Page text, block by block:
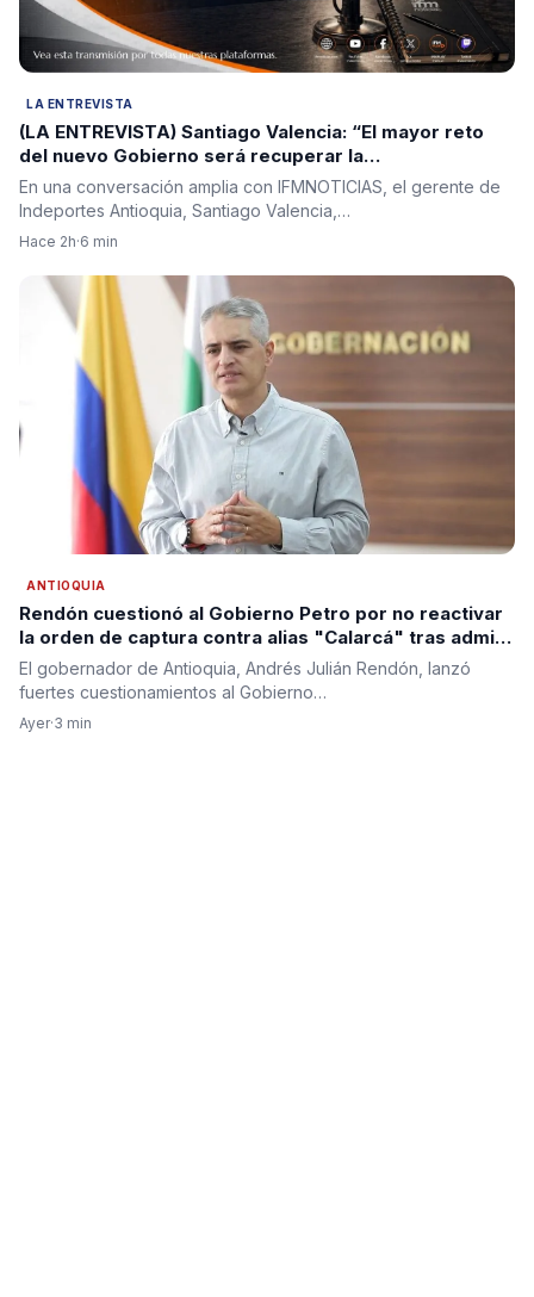
LA ENTREVISTA
(LA ENTREVISTA) Santiago Valencia: “El mayor reto
del nuevo Gobierno será recuperar la
institucionalidad y reconstruir la confianza en el país”
En una conversación amplia con IFMNOTICIAS, el gerente de
Indeportes Antioquia, Santiago Valencia,…
Hace 2h·6 min
ANTIOQUIA
Rendón cuestionó al Gobierno Petro por no reactivar
la orden de captura contra alias "Calarcá" tras admitir
fracaso del proceso de paz
El gobernador de Antioquia, Andrés Julián Rendón, lanzó
fuertes cuestionamientos al Gobierno…
Ayer·3 min